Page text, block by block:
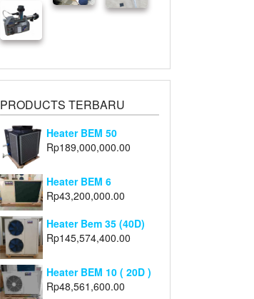
PRODUCTS TERBARU
Heater BEM 50
Rp189,000,000.00
Heater BEM 6
Rp43,200,000.00
Heater Bem 35 (40D)
Rp145,574,400.00
Heater BEM 10 ( 20D )
Rp48,561,600.00